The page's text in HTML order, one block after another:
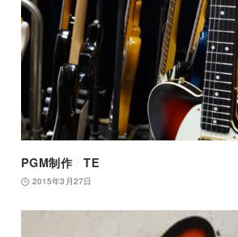
PGM制作 TE
2015年3月27日